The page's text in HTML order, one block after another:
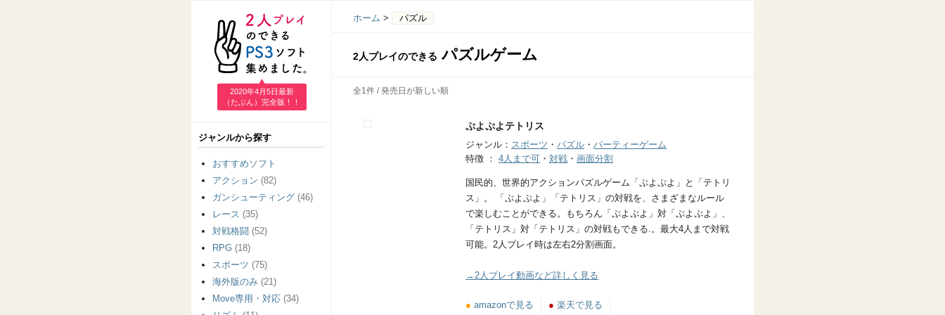
ホーム > パズル
2人プレイのできる パズルゲーム
全1件 / 発売日が新しい順
ぷよぷよテトリス
ジャンル： スポーツ ・ パズル ・ パーティーゲーム
特徴 ： 4人まで可 ・ 対戦 ・ 画面分割
国民的、世界的アクションパズルゲーム「ぷよぷよ」と「テトリ
ス」。 「ぷよぷよ」「テトリス」の対戦を、さまざまなルール
で楽しむことができる。もちろん「ぷよぷよ」対「ぷよぷよ」、
「テトリス」対「テトリス」の対戦もできる.。最大4人まで対戦
可能。2人プレイ時は左右2分割画面。
→2人プレイ動画など詳しく見る
● amazonで見る ● 楽天で見る
2020年4月5日最新
（たぶん）完全版！！
ジャンルから探す
おすすめソフト
アクション (82)
ガンシューティング (46)
レース (35)
対戦格闘 (52)
RPG (18)
スポーツ (75)
海外版のみ (21)
Move専用・対応 (34)